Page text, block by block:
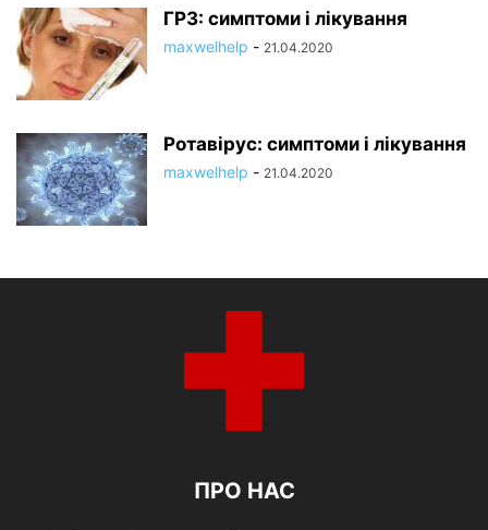
ГРЗ: симптоми і лікування
maxwelhelp - 21.04.2020
Ротавірус: симптоми і лікування
maxwelhelp - 21.04.2020
ПРО НАС